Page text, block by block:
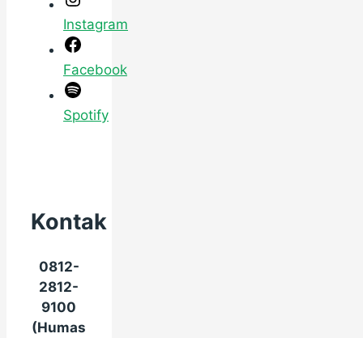
Instagram
Facebook
Spotify
Kontak
0812-
2812-
9100
(Humas